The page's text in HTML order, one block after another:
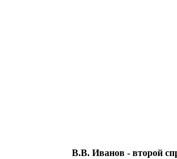
В.В. Иванов - второй